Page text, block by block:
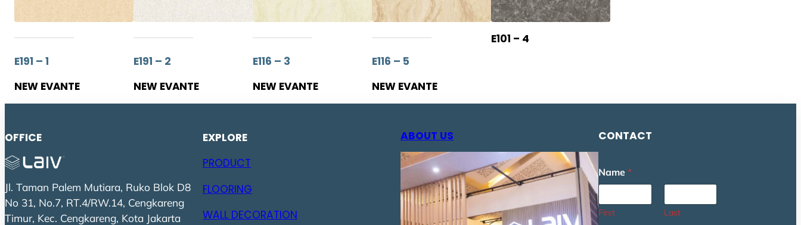
E191 – 1
NEW EVANTE
E191 – 2
NEW EVANTE
E116 – 3
NEW EVANTE
E116 – 5
NEW EVANTE
E101 – 4
OFFICE
Jl. Taman Palem Mutiara, Ruko Blok D8
No 31, No.7, RT.4/RW.14, Cengkareng
Timur, Kec. Cengkareng, Kota Jakarta
EXPLORE
PRODUCT
FLOORING
WALL DECORATION
ABOUT US CONTACT
r
*
Name *
First Last